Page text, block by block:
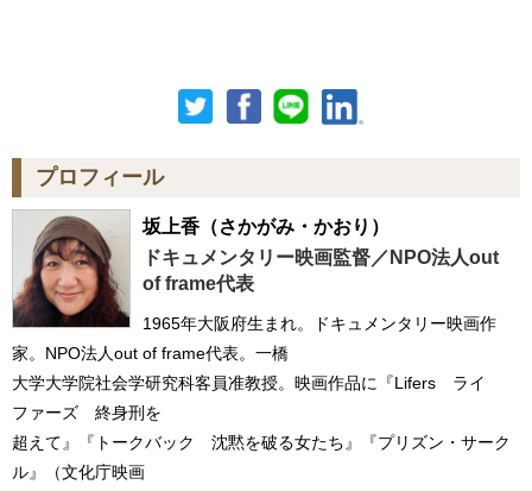
プロフィール
坂上香 （さかがみ・かおり）
ドキュメンタリー映画監督／NPO法人out
of frame代表
1965年大阪府生まれ。ドキュメンタリー映画作
家。NPO法人out of frame代表。一橋
大学大学院社会学研究科客員准教授。映画作品に『Lifers ライ
ファーズ 終身刑を
超えて』『トークバック 沈黙を破る女たち』『プリズン・サーク
ル』（文化庁映画